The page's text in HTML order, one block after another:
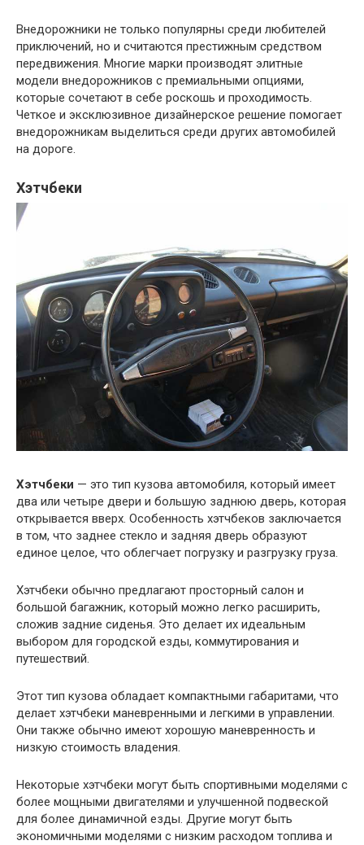
Внедорожники не только популярны среди любителей
приключений, но и считаются престижным средством
передвижения. Многие марки производят элитные
модели внедорожников с премиальными опциями,
которые сочетают в себе роскошь и проходимость.
Четкое и эксклюзивное дизайнерское решение помогает
внедорожникам выделиться среди других автомобилей
на дороге.
Хэтчбеки
Хэтчбеки — это тип кузова автомобиля, который имеет
два или четыре двери и большую заднюю дверь, которая
открывается вверх. Особенность хэтчбеков заключается
в том, что заднее стекло и задняя дверь образуют
единое целое, что облегчает погрузку и разгрузку груза.
Хэтчбеки обычно предлагают просторный салон и
большой багажник, который можно легко расширить,
сложив задние сиденья. Это делает их идеальным
выбором для городской езды, коммутирования и
путешествий.
Этот тип кузова обладает компактными габаритами, что
делает хэтчбеки маневренными и легкими в управлении.
Они также обычно имеют хорошую маневренность и
низкую стоимость владения.
Некоторые хэтчбеки могут быть спортивными моделями с
более мощными двигателями и улучшенной подвеской
для более динамичной езды. Другие могут быть
экономичными моделями с низким расходом топлива и